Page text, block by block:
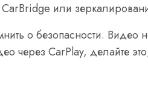
или
о безопасности.
через CarPlay, делайте